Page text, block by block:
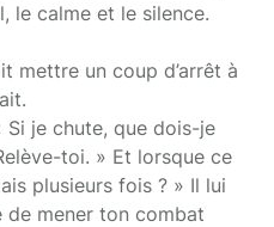
le calme et le silence.
mettre un coup d’arrêt à
je chute, que dois-je
toi. » Et lorsque ce
plusieurs fois ? » Il lui
de mener ton combat